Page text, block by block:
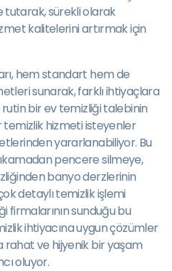
tutarak, sürekli olarak
kalitelerini artırmak için
hem standart hem de
sunarak, farklı ihtiyaçlara
bir ev temizliği talebinin
temizlik hizmeti isteyenler
yararlanabiliyor. Bu
pencere silmeye,
banyo derzlerinin
detaylı temizlik işlemi
firmalarının sunduğu bu
ihtiyacına uygun çözümler
ve hijyenik bir yaşam
oluyor.